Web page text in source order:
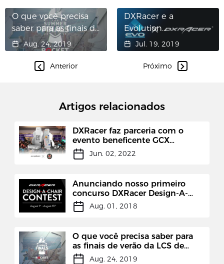
Anterior
O que você precisa
saber para as finais de
verão da LCS de 2019
Aug. 24, 2019
DXRacer e a
Evolution
Championship Series
2019 (Evo)
Jul. 19, 2019
Próximo
Artigos relacionados
DXRacer faz parceria com o
evento beneficente GCX
Charity Marathon
Jun. 02, 2022
Anunciando nosso primeiro
concurso DXRacer Design-A-
Chair!Aug. 01, 2018
O que você precisa saber para
as finais de verão da LCS de
2019Aug. 24, 2019